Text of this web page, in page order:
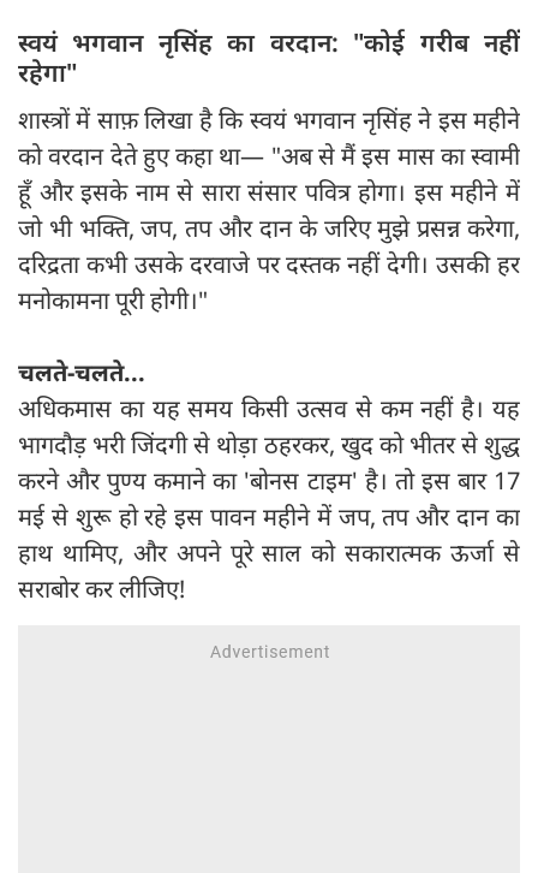
स्वयं भगवान नृसिंह का वरदान: "कोई गरीब नहीं
रहेगा"
शास्त्रों में साफ़ लिखा है कि स्वयं भगवान नृसिंह ने इस महीने
को वरदान देते हुए कहा था— "अब से मैं इस मास का स्वामी
हूँ और इसके नाम से सारा संसार पवित्र होगा। इस महीने में
जो भी भक्ति, जप, तप और दान के जरिए मुझे प्रसन्न करेगा,
दरिद्रता कभी उसके दरवाजे पर दस्तक नहीं देगी। उसकी हर
मनोकामना पूरी होगी।"
चलते-चलते...
अधिकमास का यह समय किसी उत्सव से कम नहीं है। यह
भागदौड़ भरी जिंदगी से थोड़ा ठहरकर, खुद को भीतर से शुद्ध
करने और पुण्य कमाने का 'बोनस टाइम' है। तो इस बार 17
मई से शुरू हो रहे इस पावन महीने में जप, तप और दान का
हाथ थामिए, और अपने पूरे साल को सकारात्मक ऊर्जा से
सराबोर कर लीजिए!